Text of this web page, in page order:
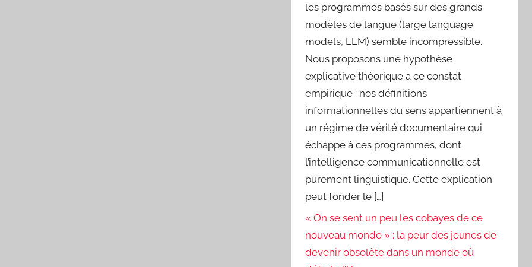
les programmes basés sur des grands
modèles de langue (large language
models, LLM) semble incompressible.
Nous proposons une hypothèse
explicative théorique à ce constat
empirique : nos définitions
informationnelles du sens appartiennent à
un régime de vérité documentaire qui
échappe à ces programmes, dont
l’intelligence communicationnelle est
purement linguistique. Cette explication
peut fonder le […]
« On se sent un peu les cobayes de ce
nouveau monde » : la peur des jeunes de
devenir obsolète dans un monde où